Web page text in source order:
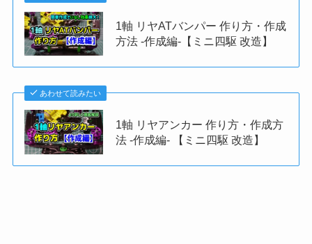
1軸 リヤATバンパー 作り方・作成
方法 -作成編-【ミニ四駆 改造】
あわせて読みたい
1軸 リヤアンカー 作り方・作成方
法 -作成編- 【ミニ四駆 改造】